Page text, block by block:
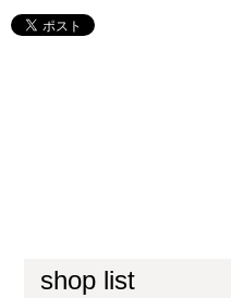
shop list